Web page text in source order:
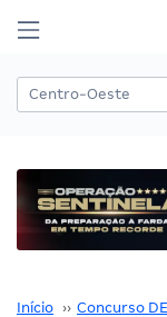
Início ›› Concurso